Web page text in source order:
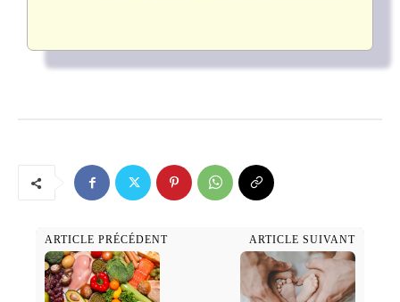
ARTICLE PRÉCÉDENT ARTICLE SUIVANT